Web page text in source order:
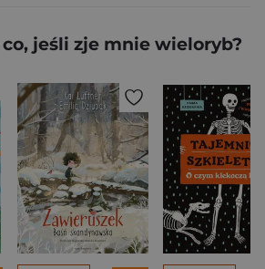
jeśli zje mnie wieloryb?